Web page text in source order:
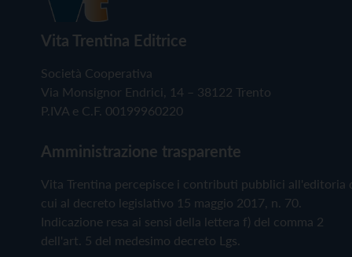
Vita Trentina Editrice
Società Cooperativa
Via Monsignor Endrici, 14 – 38122 Trento
P.IVA e C.F. 00199960220
Amministrazione trasparente
Vita Trentina percepisce i contributi pubblici all'editoria
cui al decreto legislativo 15 maggio 2017, n. 70.
Indicazione resa ai sensi della lettera f) del comma 2
dell'art. 5 del medesimo decreto Lgs.